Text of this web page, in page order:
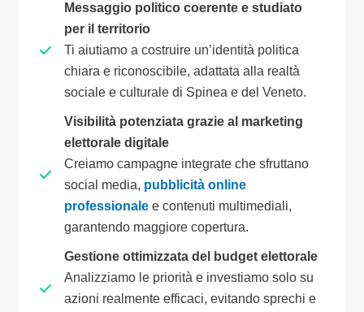
Messaggio politico coerente e studiato
per il territorio
Ti aiutiamo a costruire un’identità politica
chiara e riconoscibile, adattata alla realtà
sociale e culturale di Spinea e del Veneto.
Visibilità potenziata grazie al marketing
elettorale digitale
Creiamo campagne integrate che sfruttano
social media, pubblicità online
professionale e contenuti multimediali,
garantendo maggiore copertura.
Gestione ottimizzata del budget elettorale
Analizziamo le priorità e investiamo solo su
azioni realmente efficaci, evitando sprechi e